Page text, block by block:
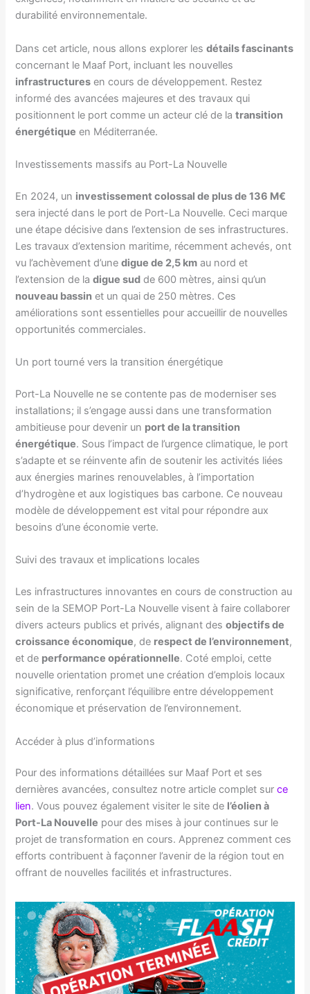
durabilité environnementale.
Dans cet article, nous allons explorer lesdétails fascinants
concernant le Maaf Port, incluant les nouvelles
infrastructures en cours de développement. Restez
informé des avancées majeures et des travaux qui
positionnent le port comme un acteur clé de latransition
énergétique en Méditerranée.
Investissements massifs au Port-La Nouvelle
En 2024, un investissement colossal de plus de 136 M€
sera injecté dans le port de Port-La Nouvelle. Ceci marque
une étape décisive dans l’extension de ses infrastructures.
Les travaux d’extension maritime, récemment achevés, ont
vu l’achèvement d’unedigue de 2,5 km au nord et
l’extension de ladigue sud de 600 mètres, ainsi qu’un
nouveau bassin et un quai de 250 mètres. Ces
améliorations sont essentielles pour accueillir de nouvelles
opportunités commerciales.
Un port tourné vers la transition énergétique
Port-La Nouvelle ne se contente pas de moderniser ses
installations; il s’engage aussi dans une transformation
ambitieuse pour devenir un port de la transition
énergétique. Sous l’impact de l’urgence climatique, le port
s’adapte et se réinvente afin de soutenir les activités liées
aux énergies marines renouvelables, à l’importation
d’hydrogène et aux logistiques bas carbone. Ce nouveau
modèle de développement est vital pour répondre aux
besoins d’une économie verte.
Suivi des travaux et implications locales
Les infrastructures innovantes en cours de construction au
sein de la SEMOP Port-La Nouvelle visent à faire collaborer
divers acteurs publics et privés, alignant desobjectifs de
croissance économique, de respect de l’environnement,
et de performance opérationnelle. Coté emploi, cette
nouvelle orientation promet une création d’emplois locaux
significative, renforçant l’équilibre entre développement
économique et préservation de l’environnement.
Accéder à plus d’informations
Pour des informations détaillées sur Maaf Port et ses
dernières avancées, consultez notre article complet surce
lien. Vous pouvez également visiter le site de l’éolien à
Port-La Nouvelle pour des mises à jour continues sur le
projet de transformation en cours. Apprenez comment ces
efforts contribuent à façonner l’avenir de la région tout en
offrant de nouvelles facilités et infrastructures.